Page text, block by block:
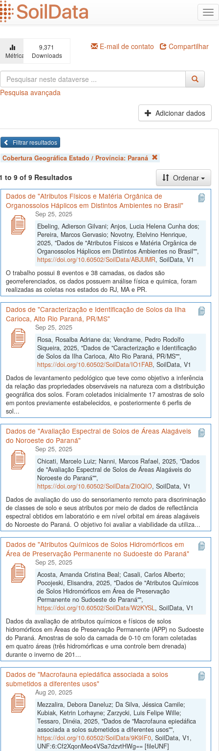
Ir
para
o
principal
Métricas
9,371
Downloads
E-mail de contato Compartilhar
Pesquisa avançada
Adicionar dados
Filtrar resultados
Cobertura Geográfica Estado / Província: Paraná
to 9 of 9 Resultados
Ordenar
Dados de "Atributos Físicos e Matéria Orgânica de
Organossolos Háplicos em Distintos Ambientes no Brasil"
Sep 25, 2025
Ebeling, Adierson Gilvani; Anjos, Lucia Helena Cunha dos;
Pereira, Marcos Gervasio; Novotny, Etelvino Henrique,
2025, "Dados de "Atributos Físicos e Matéria Orgânica de
Organossolos Háplicos em Distintos Ambientes no Brasil"",
https://doi.org/10.60502/SoilData/ABJUMR, SoilData, V1
O trabalho possui 8 eventos e 38 camadas, os dados são
georreferenciados, os dados possuem análise física e quimica, foram
realizadas as coletas nos estados do RJ, MA e PR.
Dados de "Caracterização e Identificação de Solos da Ilha
Carioca, Alto Rio Paraná, PR/MS"
Sep 25, 2025
Rosa, Rosalba Adriane da; Vendrame, Pedro Rodolfo
Siqueira, 2025, "Dados de "Caracterização e Identificação
de Solos da Ilha Carioca, Alto Rio Paraná, PR/MS"",
https://doi.org/10.60502/SoilData/IO1FAB, SoilData, V1
Dados de levantamento pedológico que teve como objetivo a inferência
da relação das propriedades observáveis na natureza com a distribuição
geográfica dos solos. Foram coletados inicialmente 17 amostras de solo
em pontos previamente estabelecidos, e posteriormente 6 perfis de
sol...
Dados de "Avaliação Espectral de Solos de Áreas Alagáveis
do Noroeste do Paraná"
Sep 25, 2025
Chicati, Marcelo Luiz; Nanni, Marcos Rafael, 2025, "Dados
de "Avaliação Espectral de Solos de Áreas Alagáveis do
Noroeste do Paraná"",
https://doi.org/10.60502/SoilData/ZI0QIO, SoilData, V1
Dados de avaliação do uso do sensoriamento remoto para discriminação
de classes de solo e seus atributos por meio de dados de reflectância
espectral obtidos em laboratório e em nível orbital em áreas alagáveis
do Noroeste do Paraná. O objetivo foi avaliar a viabilidade da utiliza...
Dados de "Atributos Químicos de Solos Hidromórficos em
Área de Preservação Permanente no Sudoeste do Paraná"
Sep 25, 2025
Acosta, Amanda Cristina Beal; Casali, Carlos Alberto;
Pocojeski, Elisandra, 2025, "Dados de "Atributos Químicos
de Solos Hidromórficos em Área de Preservação
Permanente no Sudoeste do Paraná"",
https://doi.org/10.60502/SoilData/W2KYSL, SoilData, V1
Dados da avaliação de atributos químicos e físicos de solos
hidromórficos em Áreas de Preservação Permanente (APP) no Sudoeste
do Paraná. Amostras de solo da camada de 0-10 cm foram coletadas
em quatro áreas (três hidromórficas e uma controle bem drenada)
durante o inverno de 201...
Dados de "Macrofauna epiedáfica associada a solos
submetidos a diferentes usos"
Aug 20, 2025
Mezzalira, Debora Daneluz; Da Silva, Jéssica Camile;
Kubiak, Ketrin Lorhayne; Zarzycki, Luis Felipe Wille;
Tessaro, Dinéia, 2025, "Dados de "Macrofauna epiedáfica
associada a solos submetidos a diferentes usos"",
https://doi.org/10.60502/SoilData/9K9IF0, SoilData, V1,
UNF:6:Cf2XqonMeo4VSa7dzvtHWg== [fileUNF]